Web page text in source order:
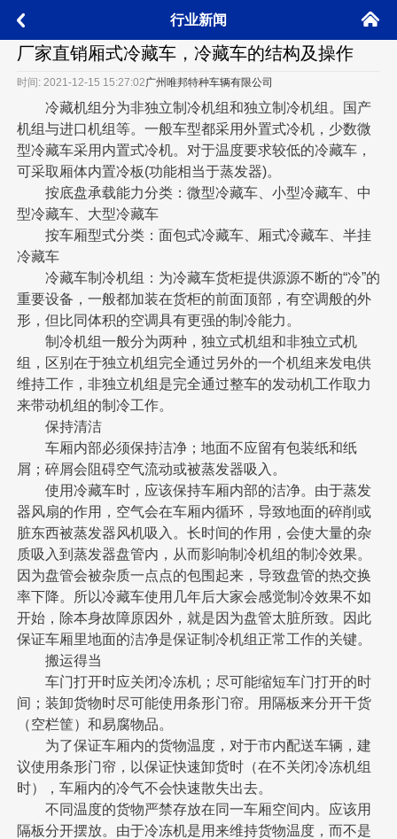
󰅮 行业新闻 󰄫
厂家直销厢式冷藏车，冷藏车的结构及操作
时间: 2021-12-15 15:27:02广州唯邦特种车辆有限公司
冷藏机组分为非独立制冷机组和独立制冷机组。国产
机组与进口机组等。一般车型都采用外置式冷机，少数微
型冷藏车采用内置式冷机。对于温度要求较低的冷藏车，
可采取厢体内置冷板(功能相当于蒸发器)。
按底盘承载能力分类：微型冷藏车、小型冷藏车、中
型冷藏车、大型冷藏车
按车厢型式分类：面包式冷藏车、厢式冷藏车、半挂
冷藏车
冷藏车制冷机组：为冷藏车货柜提供源源不断的“冷”的
重要设备，一般都加装在货柜的前面顶部，有空调般的外
形，但比同体积的空调具有更强的制冷能力。
制冷机组一般分为两种，独立式机组和非独立式机
组，区别在于独立机组完全通过另外的一个机组来发电供
维持工作，非独立机组是完全通过整车的发动机工作取力
来带动机组的制冷工作。
保持清洁
车厢内部必须保持洁净；地面不应留有包装纸和纸
屑；碎屑会阻碍空气流动或被蒸发器吸入。
使用冷藏车时，应该保持车厢内部的洁净。由于蒸发
器风扇的作用，空气会在车厢内循环，导致地面的碎削或
脏东西被蒸发器风机吸入。长时间的作用，会使大量的杂
质吸入到蒸发器盘管内，从而影响制冷机组的制冷效果。
因为盘管会被杂质一点点的包围起来，导致盘管的热交换
率下降。所以冷藏车使用几年后大家会感觉制冷效果不如
开始，除本身故障原因外，就是因为盘管太脏所致。因此
保证车厢里地面的洁净是保证制冷机组正常工作的关键。
搬运得当
车门打开时应关闭冷冻机；尽可能缩短车门打开的时
间；装卸货物时尽可能使用条形门帘。用隔板来分开干货
（空栏筐）和易腐物品。
为了保证车厢内的货物温度，对于市内配送车辆，建
议使用条形门帘，以保证快速卸货时（在不关闭冷冻机组
时），车厢内的冷气不会快速散失出去。
不同温度的货物严禁存放在同一车厢空间内。应该用
隔板分开摆放。由于冷冻机是用来维持货物温度，而不是